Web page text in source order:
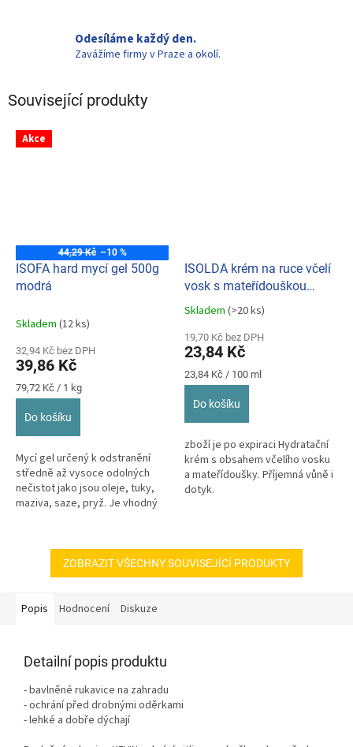
Odesíláme každý den.
Zavážíme firmy v Praze a okolí.
Související produkty
Akce
44,29 Kč –10 %
ISOFA hard mycí gel 500g
modrá
Skladem (12 ks)
32,94 Kč bez DPH
39,86 Kč
Měrná
cena:
79,72 Kč / 1 kg
Do košíku
Mycí gel určený k odstranění
středně až vysoce odolných
nečistot jako jsou oleje, tuky,
maziva, saze, pryž. Je vhodný
ISOLDA krém na ruce včelí
vosk s mateřídouškou
100ml
Průměrné
produktu
je
5,0
z
Skladem (>20 ks)
19,70 Kč bez DPH
23,84 Kč
Měrná
cena:
23,84 Kč / 100 ml
Do košíku
zboží je po expiraci Hydratační
krém s obsahem včelího vosku
a mateřídoušky. Příjemná vůně i
dotyk.
ZOBRAZIT VŠECHNY SOUVISEJÍCÍ PRODUKTY
Popis Hodnocení Diskuze
Detailní popis produktu
- bavlněné rukavice na zahradu
- ochrání před drobnými oděrkami
- lehké a dobře dýchají